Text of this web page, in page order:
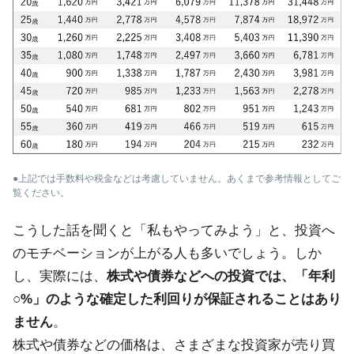
●上記では手数料や税金などは考慮していません。あくまで参考情報としてご
覧ください。
こうした話を聞くと「私もやってみよう」と、投資へ
のモチベーションが上がる人も多いでしょう。しか
し、実際には、 株式や債券などへの投資では、「年利
○%」のような確定した利回りが保証されることはあり
ません。
株式や債券などの価格は、さまざまな投資家が売り買